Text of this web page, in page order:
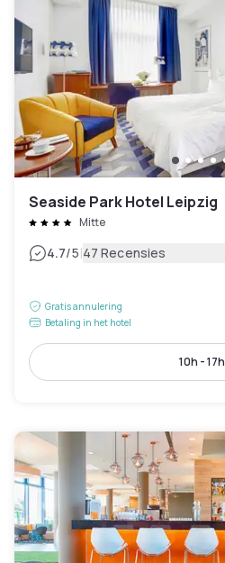
Seaside Park Hotel Leipzig
Mitte
4.7/5|47 Recensies
Gratis annulering
Betaling in het hotel
10h - 17h